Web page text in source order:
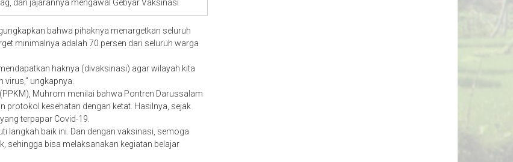
dan jajarannya mengawal Gebyar Vaksinasi
bahwa pihaknya menargetkan seluruh
minimalnya adalah 70 persen dari seluruh warga
haknya (divaksinasi) agar wilayah kita
ungkapnya.
Muhrom menilai bahwa Pontren Darussalam
protokol kesehatan dengan ketat. Hasilnya, sejak
terpapar Covid-19.
langkah baik ini. Dan dengan vaksinasi, semoga
sehingga bisa melaksanakan kegiatan belajar